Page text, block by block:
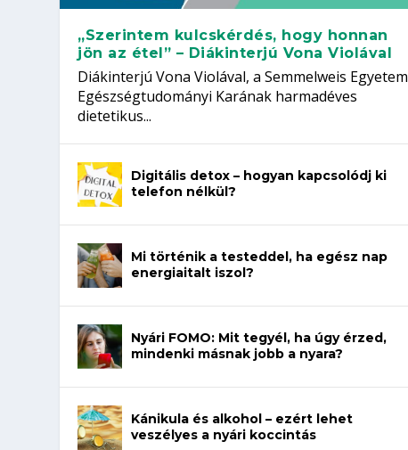
„Szerintem kulcskérdés, hogy honnan
jön az étel” – Diákinterjú Vona Violával
Diákinterjú Vona Violával, a Semmelweis Egyetem
Egészségtudományi Karának harmadéves
dietetikus...
Digitális detox – hogyan kapcsolódj ki
telefon nélkül?
Mi történik a testeddel, ha egész nap
energiaitalt iszol?
Nyári FOMO: Mit tegyél, ha úgy érzed,
mindenki másnak jobb a nyara?
Kánikula és alkohol – ezért lehet
veszélyes a nyári koccintás